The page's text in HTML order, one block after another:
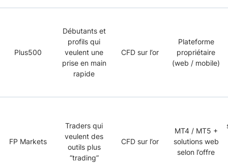
Plus500
Débutants et
profils qui
veulent une
prise en main
rapide
CFD sur l’or
Plateforme
propriétaire
(web / mobile)
FP Markets
Traders qui
veulent des
outils plus
“trading”
CFD sur l’or
MT4 / MT5 +
solutions web
selon l’offre